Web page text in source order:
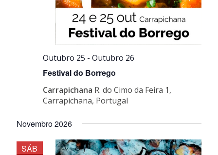
Festival do Borrego
Outubro 25 - Outubro 26
Carrapichana R. do Cimo da Feira 1,
Carrapichana, Portugal
Novembro 2026
SÁB